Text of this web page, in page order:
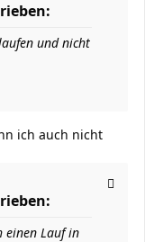
und nicht
ich auch nicht
einen Lauf in